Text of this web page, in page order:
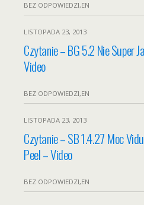
BEZ ODPOWIEDZI,EN
LISTOPADA 23, 2013
Czytanie – BG 5.2 Nie Super
Video
BEZ ODPOWIEDZI,EN
LISTOPADA 23, 2013
Czytanie – SB 1.4.27 Moc
Peel – Video
BEZ ODPOWIEDZI,EN